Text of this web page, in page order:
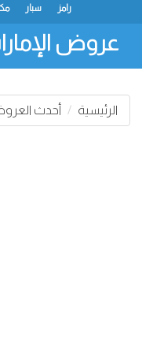
سبار
رامز
نستو كارفور عروض
الرئيسية أحدث